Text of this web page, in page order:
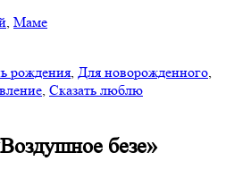
, Маме
рождения, Для новорожденного,
, Сказать люблю
безе»